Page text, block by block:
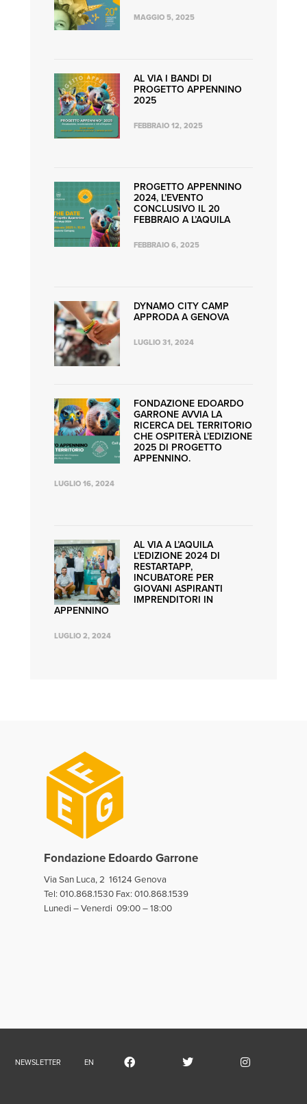
MAGGIO 5, 2025
AL VIA I BANDI DI
PROGETTO APPENNINO
2025
FEBBRAIO 12, 2025
PROGETTO APPENNINO
2024, L’EVENTO
CONCLUSIVO IL 20
FEBBRAIO A L’AQUILA
FEBBRAIO 6, 2025
DYNAMO CITY CAMP
APPRODA A GENOVA
LUGLIO 31, 2024
FONDAZIONE EDOARDO
GARRONE AVVIA LA
RICERCA DEL TERRITORIO
CHE OSPITERÀ L’EDIZIONE
2025 DI PROGETTO
APPENNINO.
LUGLIO 16, 2024
AL VIA A L’AQUILA
L’EDIZIONE 2024 DI
RESTARTAPP,
INCUBATORE PER
GIOVANI ASPIRANTI
IMPRENDITORI IN
APPENNINO
LUGLIO 2, 2024
Fondazione Edoardo Garrone
Via San Luca, 2 16124 Genova
Tel:010.868.1530 Fax: 010.868.1539
Lunedi – Venerdi 09:00 – 18:00
NEWSLETTER EN